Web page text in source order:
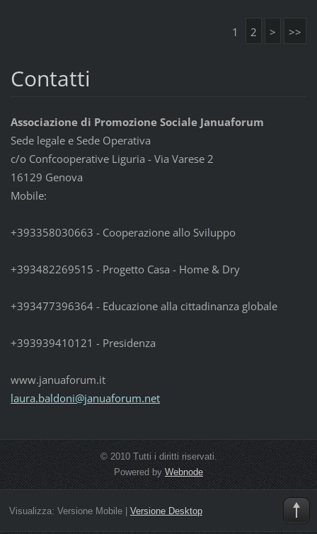
1 2 > >>
Contatti
Associazione di Promozione Sociale Januaforum
Sede legale e Sede Operativa
c/o Confcooperative Liguria - Via Varese 2
16129 Genova
Mobile:
+393358030663 - Cooperazione allo Sviluppo
+393482269515 - Progetto Casa - Home & Dry
+393477396364 - Educazione alla cittadinanza globale
+393939410121 - Presidenza
www.januaforum.it
laura.baldoni@januaforum.net
© 2010 Tutti i diritti riservati.
Powered by Webnode
Visualizza: Versione Mobile| Versione Desktop